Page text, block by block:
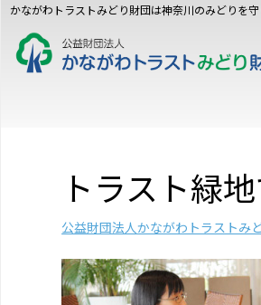
かながわトラストみどり財団は神奈川のみどりを
トラスト緑
公益財団法人かながわトラストみ